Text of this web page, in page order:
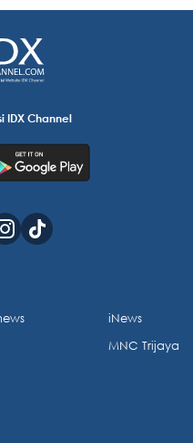
IDX Channel
iNews
MNC Trijaya